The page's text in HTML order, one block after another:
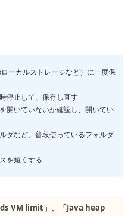
ーカルストレージなど）に一度保
停止して、保存し直す
開いていないか確認し、開いてい
ダなど、普段使っているフォルダ
を短くする
VM limit」、「Java heap